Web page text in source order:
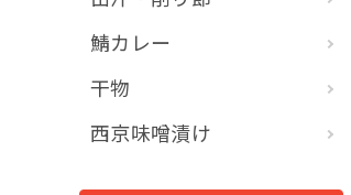
鯖カレー
干物
西京味噌漬け